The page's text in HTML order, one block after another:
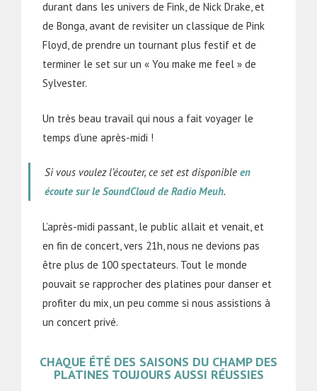
durant dans les univers de Fink, de Nick Drake, et
de Bonga, avant de revisiter un classique de Pink
Floyd, de prendre un tournant plus festif et de
terminer le set sur un « You make me feel » de
Sylvester.
Un très beau travail qui nous a fait voyager le
temps d’une après-midi !
Si vous voulez l’écouter, ce set est disponible en
écoute sur le SoundCloud de Radio Meuh.
L’après-midi passant, le public allait et venait, et
en fin de concert, vers 21h, nous ne devions pas
être plus de 100 spectateurs. Tout le monde
pouvait se rapprocher des platines pour danser et
profiter du mix, un peu comme si nous assistions à
un concert privé.
CHAQUE ÉTÉ DES SAISONS DU CHAMP DES
PLATINES TOUJOURS AUSSI RÉUSSIES